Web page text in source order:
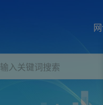
输入关键词搜索